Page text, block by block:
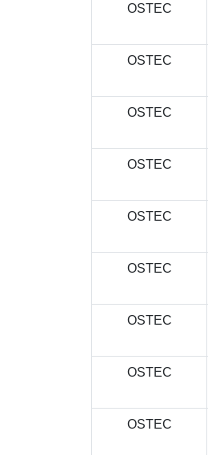
OSTEC
OSTEC
OSTEC
OSTEC
OSTEC
OSTEC
OSTEC
OSTEC
OSTEC